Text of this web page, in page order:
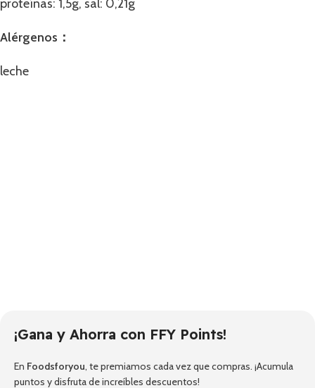
proteínas: 1,5g, sal: 0,21g
Alérgenos：
leche
¡Gana y Ahorra con FFY Points!
En Foodsforyou, te premiamos cada vez que compras. ¡Acumula
puntos y disfruta de increíbles descuentos!